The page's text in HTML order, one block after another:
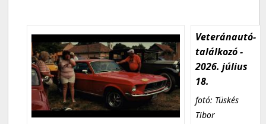
Veteránautó-
találkozó -
2026. július
18.
fotó: Tüskés
Tibor